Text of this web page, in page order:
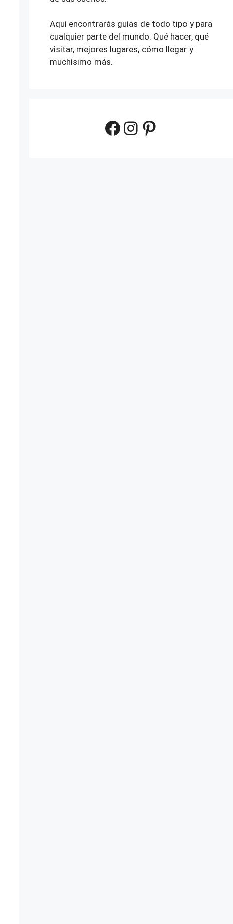
Aquí encontrarás guías de todo tipo y para
cualquier parte del mundo. Qué hacer, qué
visitar, mejores lugares, cómo llegar y
muchísimo más.
Facebook
Instagram
Pinterest